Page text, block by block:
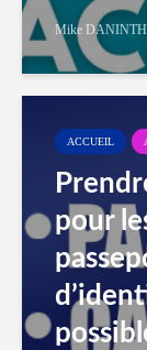
Mike
ACCUEIL
pour